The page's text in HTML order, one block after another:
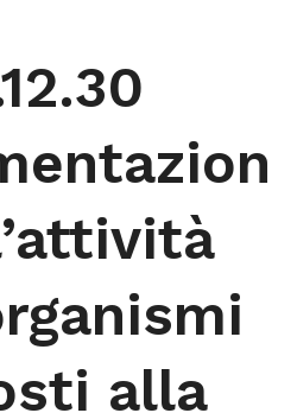
alla